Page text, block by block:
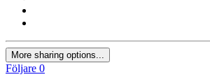
More sharing options...
Följare 0